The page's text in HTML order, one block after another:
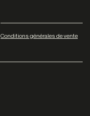
Conditions générales de vente